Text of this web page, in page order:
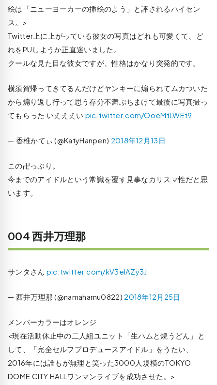
絵は「ニューヨーカーの挿絵のよう」と評されるハイセン
ス。>
Twitter上に上がっている彼女の写真はどれも可愛くて、ど
れをPUしようか正直迷いました。
クールな見た目な彼女ですが、性格はかなり突発的です。
横須賀帰ってきてるんだけどヤンキーに煽られてムカついた
から煽り返し行って思う存分不満ぶちまけて最後に写真撮っ
てもらった いえええい pic.twitter.com/OoeMtLWEt9
— 香椎かてぃ (@KatyHanpen) 2018年12月13日
この卍っぷり。
今までのアイドルという常識を覆す見事なカリスマ性だと思
います。
004 西井万理那
サンタさん pic.twitter.com/kV3elAZy3J
— 西井万理那 (@namahamu0822) 2018年12月25日
メンバーカラーはオレンジ
<現在活動休止中の二人組ユニット「生ハムと焼うどん」と
して、「完全セルフプロデュースアイドル」をうたい、
2016年には誰もが無理と笑った3000人規模のTOKYO
DOME CITY HALLワンマンライブを成功させた。>